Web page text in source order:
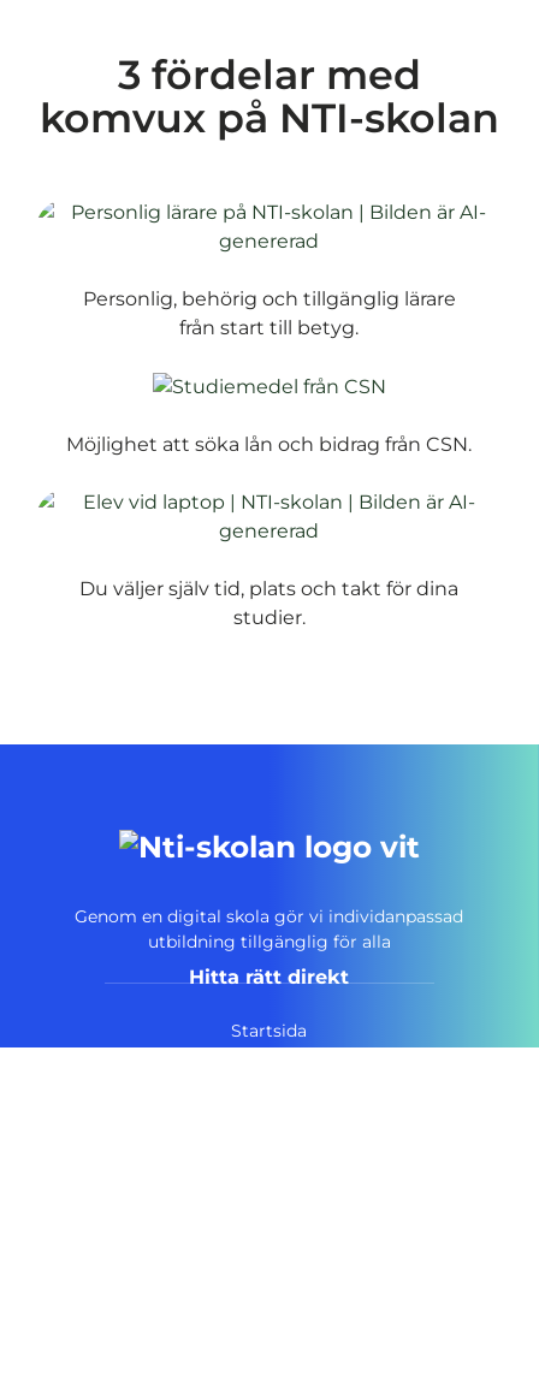
3 fördelar med
komvux på NTI-skolan
Personlig, behörig och tillgänglig lärare
från start till betyg.
Möjlighet att söka lån och bidrag från CSN.
Du väljer själv tid, plats och takt för dina
studier.
Genom en digital skola gör vi individanpassad
utbildning tillgänglig för alla
Hitta rätt direkt
Startsida